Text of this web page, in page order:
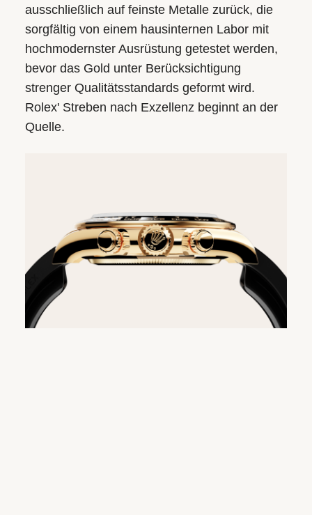
ausschließlich auf feinste Metalle zurück, die
sorgfältig von einem hausinternen Labor mit
hochmodernster Ausrüstung getestet werden,
bevor das Gold unter Berücksichtigung
strenger Qualitäts­standards geformt wird.
Rolex' Streben nach Exzellenz beginnt an der
Quelle.